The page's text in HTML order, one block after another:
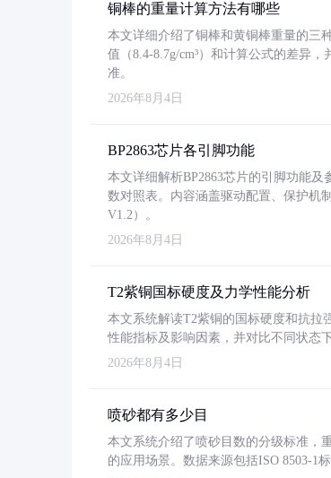
铜棒的重量计算方法有哪些
本文详细介绍了铜棒和黄铜棒重量的三
值（8.4-8.7g/cm³）和计算公式的差异
准。
2026年8月4日
BP2863芯片各引脚功能
本文详细解析BP2863芯片的引脚功能
数对照表。内容涵盖驱动配置、保护机
V1.2）。
2026年8月4日
T2紫铜国标硬度及力学性能分析
本文系统解读T2紫铜的国标硬度和抗拉
性能指标及影响因素，并对比不同状态
2026年8月4日
喷砂都有多少目
本文系统介绍了喷砂目数的分级标准，
的应用场景。数据来源包括ISO 8503-1